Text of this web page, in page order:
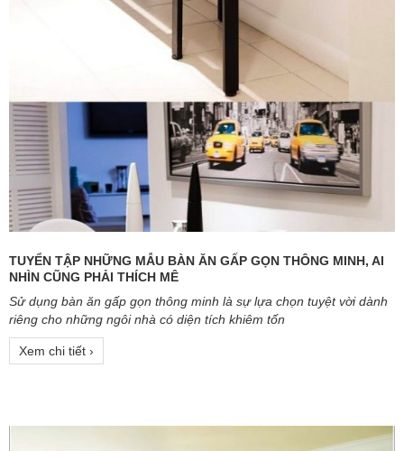
TUYỂN TẬP NHỮNG MẪU BÀN ĂN GẤP GỌN THÔNG MINH, AI
NHÌN CŨNG PHẢI THÍCH MÊ
Sử dụng bàn ăn gấp gọn thông minh là sự lựa chọn tuyệt vời dành
riêng cho những ngôi nhà có diện tích khiêm tốn
Xem chi tiết ›